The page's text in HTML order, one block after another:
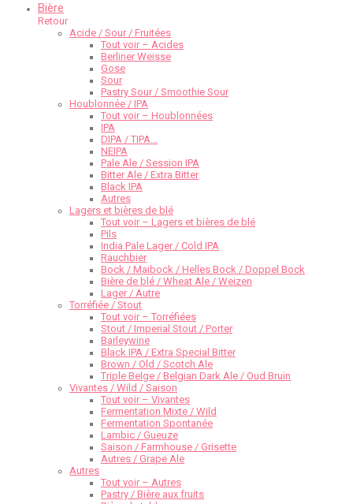
Bière
Retour
Acide / Sour / Fruitées
Tout voir – Acides
Berliner Weisse
Gose
Sour
Pastry Sour / Smoothie Sour
Houblonnée / IPA
Tout voir – Houblonnées
IPA
DIPA / TIPA…
NEIPA
Pale Ale / Session IPA
Bitter Ale / Extra Bitter
Black IPA
Autres
Lagers et bières de blé
Tout voir – Lagers et bières de blé
Pils
India Pale Lager / Cold IPA
Rauchbier
Bock / Maibock / Helles Bock / Doppel Bock
Bière de blé / Wheat Ale / Weizen
Lager / Autre
Torréfiée / Stout
Tout voir – Torréfiées
Stout / Imperial Stout / Porter
Barleywine
Black IPA / Extra Special Bitter
Brown / Old / Scotch Ale
Triple Belge / Belgian Dark Ale / Oud Bruin
Vivantes / Wild / Saison
Tout voir – Vivantes
Fermentation Mixte / Wild
Fermentation Spontanée
Lambic / Gueuze
Saison / Farmhouse / Grisette
Autres / Grape Ale
Autres
Tout voir – Autres
Pastry / Bière aux fruits